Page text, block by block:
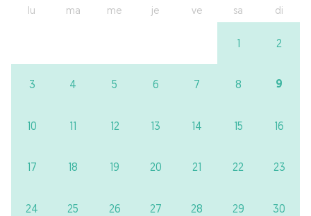
lu ma me je ve sa di
1 2
3 4 5 6 7 8 9
10 11 12 13 14 15 16
17 18 19 20 21 22 23
24 25 26 27 28 29 30